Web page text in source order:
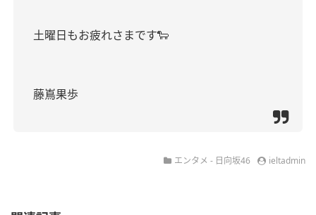
土曜日もお疲れさまです🐑
藤嶌果歩
エンタメ - 日向坂46 ieltadmin